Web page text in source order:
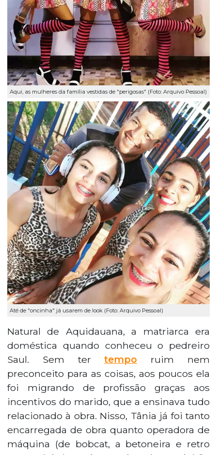
Aqui, as mulheres da família vestidas de "perigosas" (Foto: Arquivo Pessoal)
Até de "oncinha" já usarem de look (Foto: Arquivo Pessoal)
Natural de Aquidauana, a matriarca era
doméstica quando conheceu o pedreiro
Saul. Sem tertempo ruim nem
preconceito para as coisas, aos poucos ela
foi migrando de profissão graças aos
incentivos do marido, que a ensinava tudo
relacionado à obra. Nisso, Tânia já foi tanto
encarregada de obra quanto operadora de
máquina (de bobcat, a betoneira e retro